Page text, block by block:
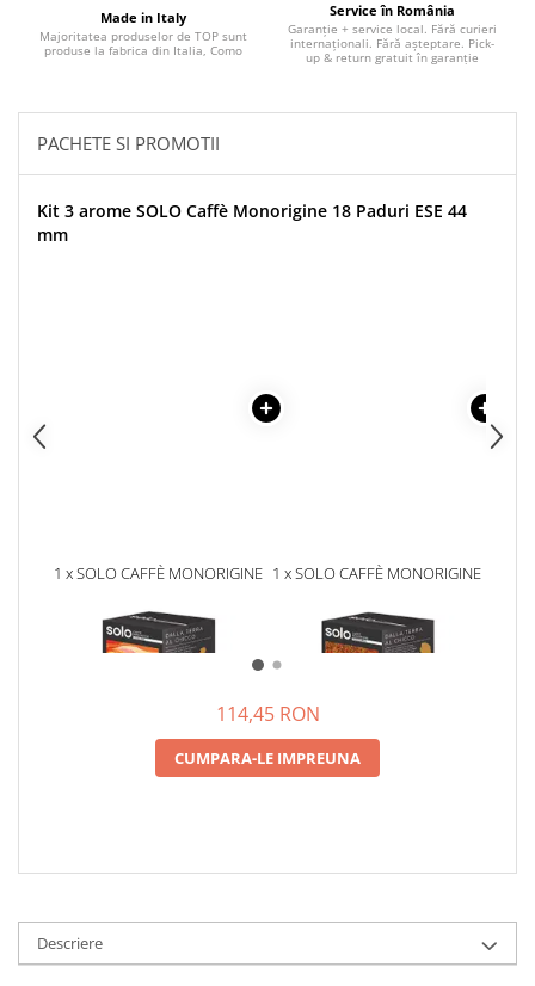
Made in Italy
Majoritatea produselor de TOP sunt
produse la fabrica din Italia, Como
Service în România
Garanție + service local. Fără curieri
internaționali. Fără așteptare. Pick-
up & return gratuit în garanție
PACHETE SI PROMOTII
Kit 3 arome SOLO Caffè Monorigine 18 Paduri ESE 44
mm
1 x SOLO CAFFÈ MONORIGINE
MM
36,75 RON
33,00
1 x SOLO CAFFÈ MONORIGINE
MM
36,75 RON
33,00
114,45 RON
CUMPARA-LE IMPREUNA
Descriere